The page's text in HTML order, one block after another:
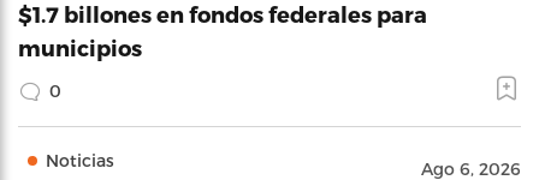
$1.7 billones en fondos federales para
municipios
0
Noticias Ago 6, 2026